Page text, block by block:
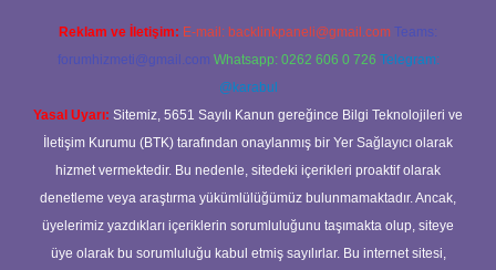
Reklam ve İletişim: E-mail: backlinkpaneli@gmail.com Teams:
forumhizmeti@gmail.com Whatsapp: 0262 606 0 726 Telegram:
@karabul
Yasal Uyarı: Sitemiz, 5651 Sayılı Kanun gereğince Bilgi Teknolojileri ve
İletişim Kurumu (BTK) tarafından onaylanmış bir Yer Sağlayıcı olarak
hizmet vermektedir. Bu nedenle, sitedeki içerikleri proaktif olarak
denetleme veya araştırma yükümlülüğümüz bulunmamaktadır. Ancak,
üyelerimiz yazdıkları içeriklerin sorumluluğunu taşımakta olup, siteye
üye olarak bu sorumluluğu kabul etmiş sayılırlar. Bu internet sitesi,